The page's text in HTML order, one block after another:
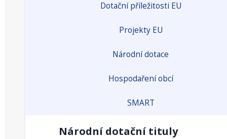
Dotační příležitosti EU
Projekty EU
Národní dotace
Hospodaření obcí
SMART
Národní dotační tituly